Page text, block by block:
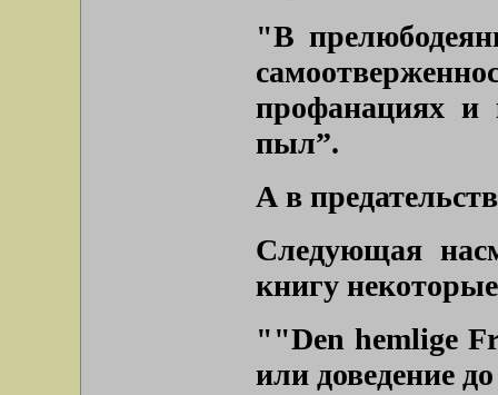
"В
профанациях и
пыл”.
А в
Следующая
книгу
""Den hemlige
или доведение